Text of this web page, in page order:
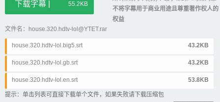
下载字幕 | 55.2KB
不将字幕用于商业用途且尊重著作权人的
权益
文件名：house.320.hdtv-lol@YTET.rar
house.320.hdtv-lol.big5.srt 43.2KB
house.320.hdtv-lol.gb.srt 43.2KB
house.320.hdtv-lol.en.srt 53.8KB
提示：单击列表可直接下载单个文件，如果失败请下载压缩包